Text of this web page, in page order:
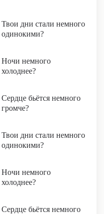
Твои дни стали немного
одинокими?
Ночи немного
холоднее?
Сердце бьётся немного
громче?
Твои дни стали немного
одинокими?
Ночи немного
холоднее?
Сердце бьётся немного